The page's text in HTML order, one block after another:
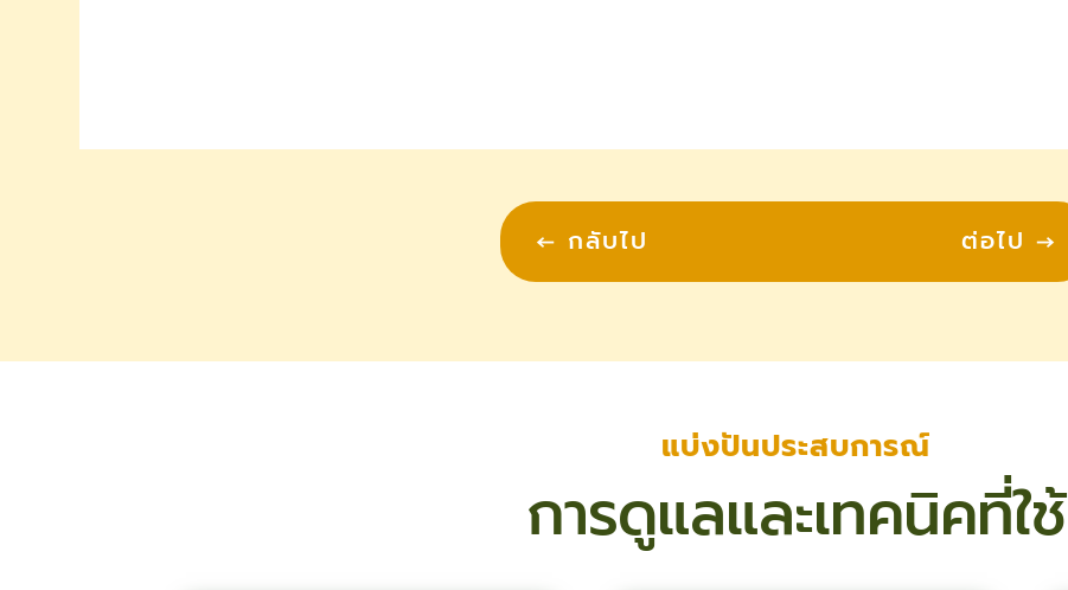
← กลับไป ต่อไป →
แบ่งปันประสบการณ์
การดูแลและเทคนิคที่ใช้